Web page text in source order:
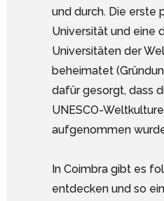
und durch. Die erste
Universität und eine
Universitäten der
beheimatet
dafür gesorgt, dass
UNESCO-
aufgenommen
In Coimbra gibt es
entdecken und so